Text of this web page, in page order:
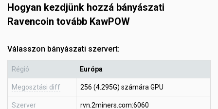
Hogyan kezdjünk hozzá bányászati
Ravencoin tovább KawPOW
Válasszon bányászati szervert:
Régió Európa
Megosztási diff 256 (4.295G) számára GPU
Szerver rvn.2miners.com:6060